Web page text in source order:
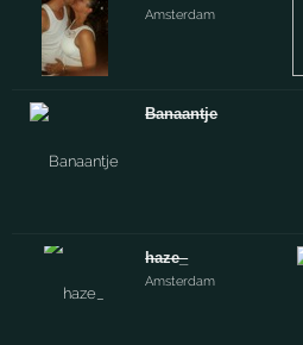
Amsterdam
Banaantje
haze_
Amsterdam